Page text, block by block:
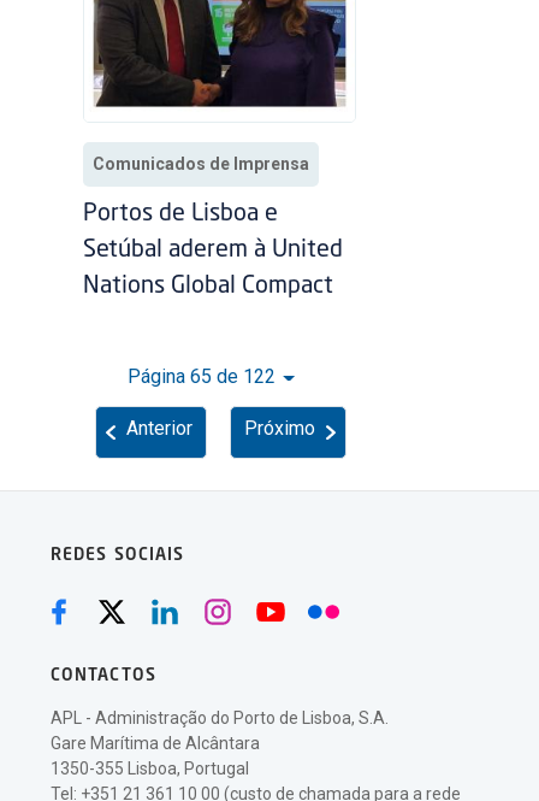
Comunicados de Imprensa
Portos de Lisboa e
Setúbal aderem à United
Nations Global Compact
Página 65 de 122
Anterior Próximo
REDES SOCIAIS
CONTACTOS
APL - Administração do Porto de Lisboa, S.A.
Gare Marítima de Alcântara
1350-355 Lisboa, Portugal
Tel: +351 21 361 10 00 (custo de chamada para a rede